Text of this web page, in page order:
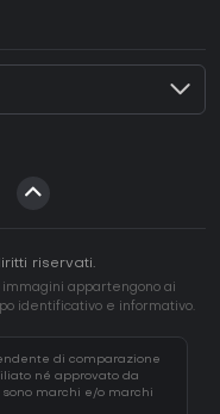
riservati.
immagini appartengono ai
identificativo e informativo.
di comparazione
né approvato da
marchi e/o marchi